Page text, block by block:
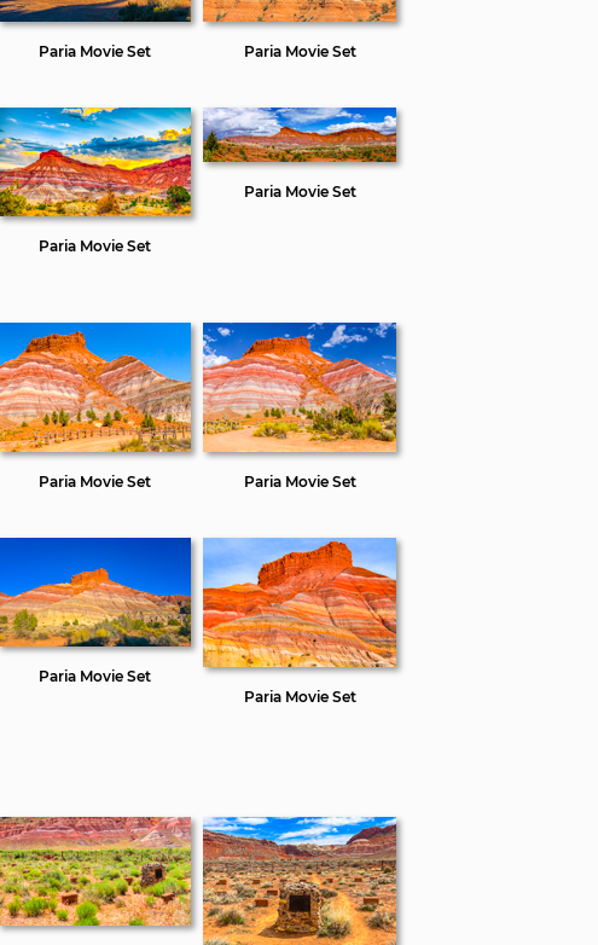
Paria Movie Set Paria Movie Set
Paria Movie Set
Paria Movie Set
Paria Movie Set Paria Movie Set
Paria Movie Set
Paria Movie Set